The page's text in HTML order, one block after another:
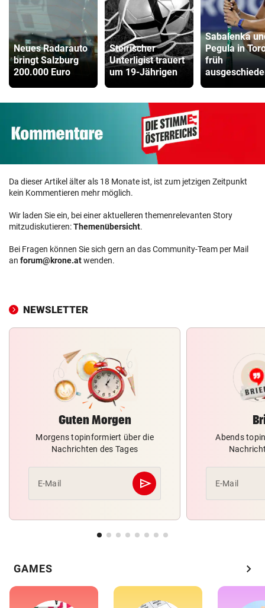
Neues Radarauto
bringt Salzburg
200.000 Euro
Steirischer
Unterligist trauert
um 19-Jährigen
Sabalenka
Pegula in
früh
Da dieser Artikel älter als 18 Monate ist, ist zum jetzigen Zeitpunkt
kein Kommentieren mehr möglich.
Wir laden Sie ein, bei einer aktuelleren themenrelevanten Story
mitzudiskutieren:Themenübersicht.
Bei Fragen können Sie sich gern an das Community-Team per Mail
an forum@krone.atwenden.
NEWSLETTER
Guten Morgen
Morgens topinformiert über die
Nachrichten des Tages
E-Mail send
Abschicken
Abends
E-Mail
GAMES chevron_right